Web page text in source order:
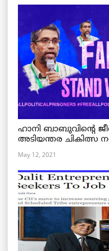
ഹാനി ബാബുവിന്റെ
അടിയന്തര
May 12, 2021